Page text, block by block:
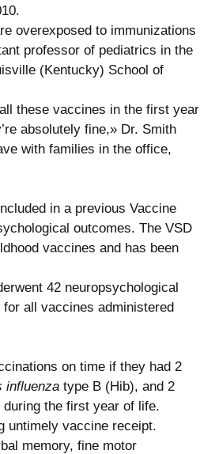
overexposed to immunizations
professor of pediatrics in the
(Kentucky) School of
these vaccines in the first year
absolutely fine,» Dr. Smith
with families in the office,
in a previous Vaccine
outcomes. The VSD
vaccines and has been
42 neuropsychological
all vaccines administered
on time if they had 2
influenza type B (Hib), and 2
the first year of life.
untimely vaccine receipt.
memory, fine motor